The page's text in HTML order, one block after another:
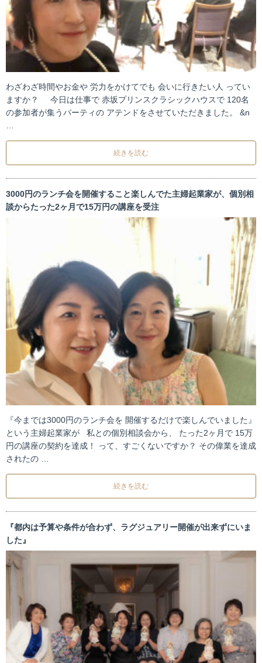
わざわざ時間やお金や 労力をかけてでも 会いに行きたい人 ってい
ますか？ 今日は仕事で 赤坂プリンスクラシックハウスで 120名
の参加者が集うパーティの アテンドをさせていただきました。 &n
続きを読む
3000円のランチ会を開催すること楽しんでた主婦起業家が、個別相
談からたった2ヶ月で15万円の講座を受注
『今までは3000円のランチ会を 開催するだけで楽しんでいました』
という主婦起業家が 私との個別相談会から、 たった2ヶ月で 15万
円の講座の契約を達成！ って、すごくないですか？ その偉業を達成
されたの …
続きを読む
『都内は予算や条件が合わず、ラグジュアリー開催が出来ずにいま
した』